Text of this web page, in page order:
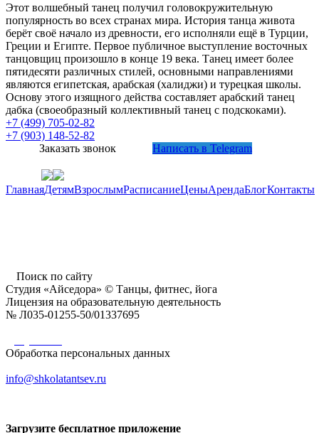
Этот волшебный танец получил головокружительную
популярность во всех странах мира. История танца живота
берёт своё начало из древности, его исполняли ещё в Турции,
Греции и Египте. Первое публичное выступление восточных
танцовщиц произошло в конце 19 века. Танец имеет более
пятидесяти различных стилей, основными направлениями
являются египетская, арабская (халиджи) и турецкая школы.
Основу этого изящного действа составляет арабский танец
дабка (своеобразный коллективный танец с подскоками).
+7 (499) 705-02-82
+7 (903) 148-52-82
Заказать звонок
Написать в Telegram
ГлавнаяДетямВзрослымРасписаниеЦеныАрендаБлогКонтакты
Поиск по сайту
Студия «Айседора» © Танцы, фитнес, йога
Лицензия на образовательную деятельность
№ Л035-01255-50/01337695
Обработка персональных данных
info@shkolatantsev.ru
Загрузите бесплатное приложение